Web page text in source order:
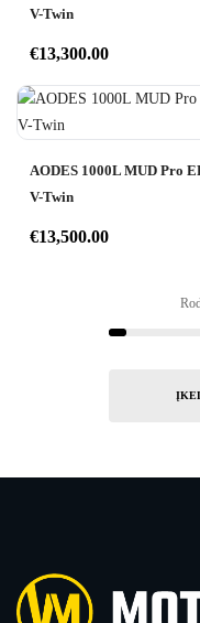
V-Twin
€13,300.00
AODES 1000L MUD Pro
V-Twin
€13,500.00